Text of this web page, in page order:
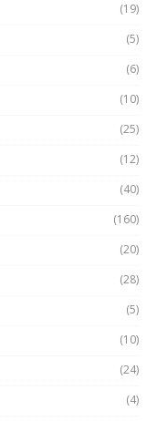
(19)
(5)
(6)
(10)
(25)
(12)
(40)
(160)
(20)
(28)
(5)
(10)
(24)
(4)